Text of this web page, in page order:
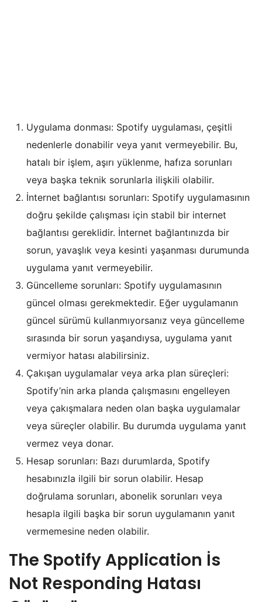
Uygulama donması: Spotify uygulaması, çeşitli
nedenlerle donabilir veya yanıt vermeyebilir. Bu,
hatalı bir işlem, aşırı yüklenme, hafıza sorunları
veya başka teknik sorunlarla ilişkili olabilir.
İnternet bağlantısı sorunları: Spotify uygulamasının
doğru şekilde çalışması için stabil bir internet
bağlantısı gereklidir. İnternet bağlantınızda bir
sorun, yavaşlık veya kesinti yaşanması durumunda
uygulama yanıt vermeyebilir.
Güncelleme sorunları: Spotify uygulamasının
güncel olması gerekmektedir. Eğer uygulamanın
güncel sürümü kullanmıyorsanız veya güncelleme
sırasında bir sorun yaşandıysa, uygulama yanıt
vermiyor hatası alabilirsiniz.
Çakışan uygulamalar veya arka plan süreçleri:
Spotify’nin arka planda çalışmasını engelleyen
veya çakışmalara neden olan başka uygulamalar
veya süreçler olabilir. Bu durumda uygulama yanıt
vermez veya donar.
Hesap sorunları: Bazı durumlarda, Spotify
hesabınızla ilgili bir sorun olabilir. Hesap
doğrulama sorunları, abonelik sorunları veya
hesapla ilgili başka bir sorun uygulamanın yanıt
vermemesine neden olabilir.
The Spotify Application İs
Not Responding Hatası